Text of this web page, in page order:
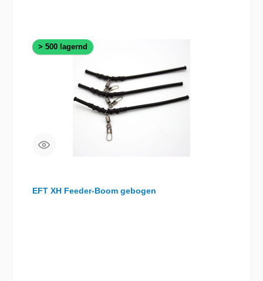
> 500 lagernd
EFT XH Feeder-Boom gebogen